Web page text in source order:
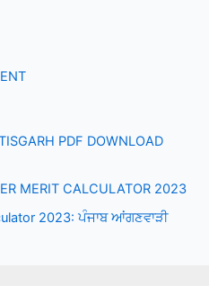
PDF DOWNLOAD
MERIT CALCULATOR 2023
2023: ਪੰਜਾਬ ਆਂਗਣਵਾੜੀ